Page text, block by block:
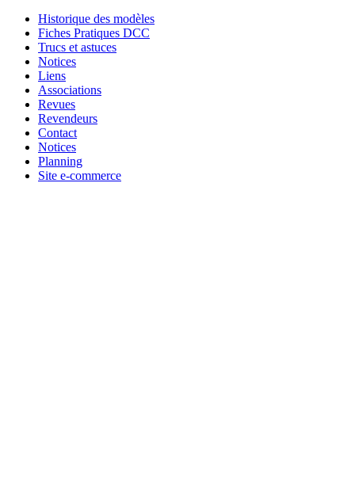
Historique des modèles
Fiches Pratiques DCC
Trucs et astuces
Notices
Liens
Associations
Revues
Revendeurs
Contact
Notices
Planning
Site e-commerce